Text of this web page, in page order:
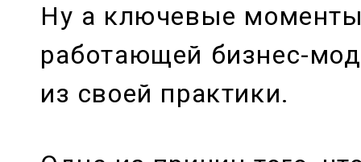
Ну а ключевые
работающей бизнес-
из своей практики.